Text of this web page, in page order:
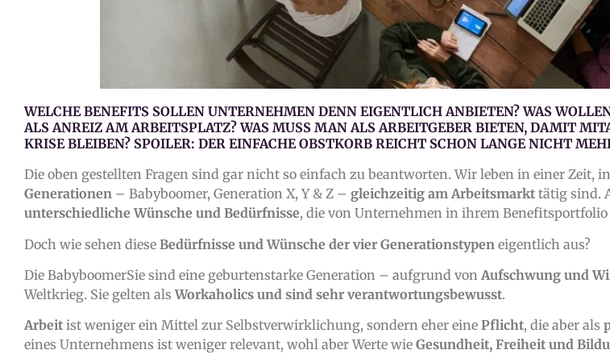
WELCHE BENEFITS SOLLEN UNTERNEHMEN DENN EIGENTLICH ANBIETEN? WAS
ALS ANREIZ AM ARBEITSPLATZ? WAS MUSS MAN ALS ARBEITGEBER BIETEN, DAMIT
KRISE BLEIBEN? SPOILER: DER EINFACHE OBSTKORB REICHT SCHON LANGE NICHT
Die oben gestellten Fragen sind gar nicht so einfach zu beantworten. Wir leben in einer Zeit,
Generationen – Babyboomer, Generation X, Y & Z – gleichzeitig am Arbeitsmarkt tätig sind.
unterschiedliche Wünsche und Bedürfnisse, die von Unternehmen in ihrem
Doch wie sehen diese Bedürfnisse und Wünsche der vier Generationstypen eigentlich aus?
Die BabyboomerSie sind eine geburtenstarke Generation – aufgrund vonAufschwung und
Weltkrieg. Sie gelten alsWorkaholics und sind sehr verantwortungsbewusst.
Arbeit ist weniger ein Mittel zur Selbstverwirklichung, sondern eher eine Pflicht, die aber als
eines Unternehmens ist weniger relevant, wohl aber Werte wie Gesundheit, Freiheit und